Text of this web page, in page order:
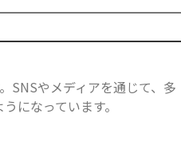
SNSやメディアを通じて、多
になっています。